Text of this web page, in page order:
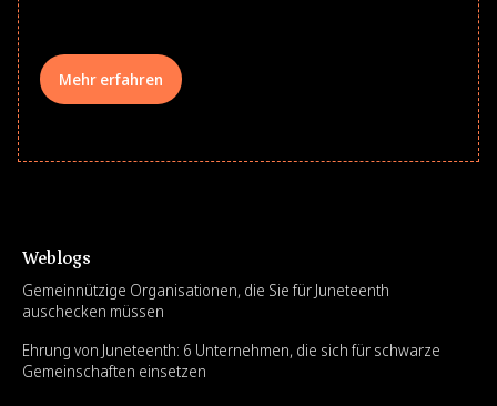
Mehr erfahren
Weblogs
Gemeinnützige Organisationen, die Sie für Juneteenth
auschecken müssen
Ehrung von Juneteenth: 6 Unternehmen, die sich für schwarze
Gemeinschaften einsetzen